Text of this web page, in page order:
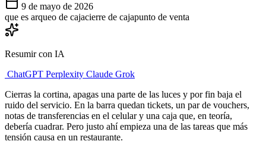
9 de mayo de 2026
que es arqueo de cajacierre de cajapunto de venta
Resumir con IA
ChatGPT Perplexity Claude Grok
Cierras la cortina, apagas una parte de las luces y por fin baja el
ruido del servicio. En la barra quedan tickets, un par de vouchers,
notas de transferencias en el celular y una caja que, en teoría,
debería cuadrar. Pero justo ahí empieza una de las tareas que más
tensión causa en un restaurante.